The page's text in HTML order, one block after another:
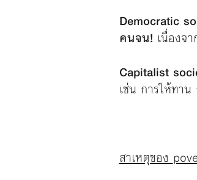
คนจน! เนื่องจ
เช่น การให้ทา
สาเหตุของ